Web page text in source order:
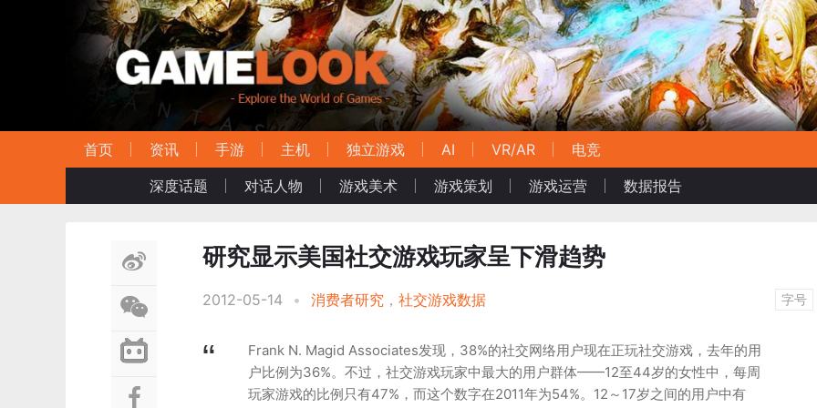
首页 资讯 手游 主机 独立游戏 AI VR/AR
电竞
深度话题
对话人物 游戏美术 游戏策划 游戏运营 数据报告
研究显示美国社交游戏玩家呈下滑趋势
2012-05-14 • 消费者研究 ， 社交游戏数据 字号
Frank N. Magid Associates发现，38%的社交网络用户现在正玩社交游戏，去年的用
户比例为36%。不过，社交游戏玩家中最大的用户群体——12至44岁的女性中，每周
玩家游戏的比例只有47%，而这个数字在2011年为54%。12～17岁之间的用户中有